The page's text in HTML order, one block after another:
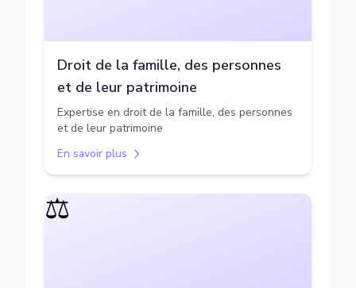
Droit de la famille, des personnes
et de leur patrimoine
Expertise en droit de la famille, des personnes
et de leur patrimoine
En savoir plus
⚖️